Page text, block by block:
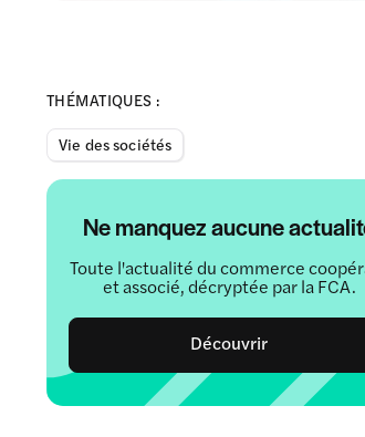
THÉMATIQUES :
Vie des sociétés
Ne manquez aucune
Toute l'actualité du commerce
et associé, décryptée par la FCA.
Découvrir